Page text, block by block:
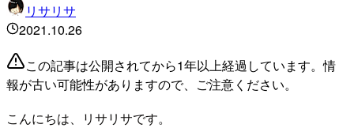
リサリサ
2021.10.26
この記事は公開されてから1年以上経過しています。情
報が古い可能性がありますので、ご注意ください。
こんにちは、リサリサです。